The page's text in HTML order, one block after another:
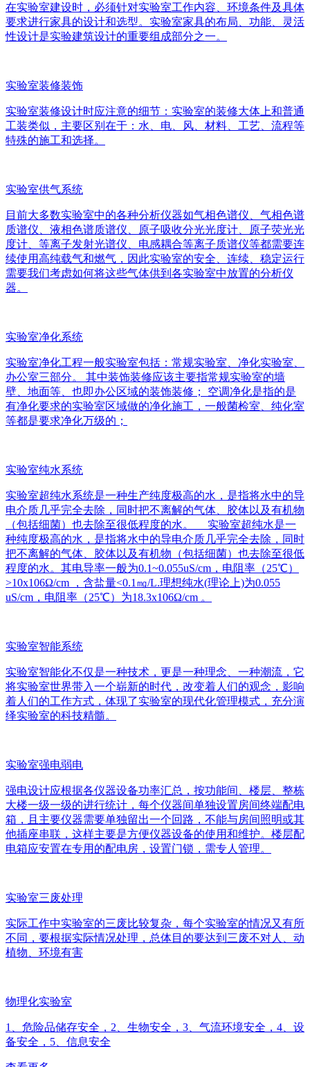
在实验室建设时，必须针对实验室工作内容、环境条件及具体
要求进行家具的设计和选型。实验室家具的布局、功能、灵活
性设计是实验建筑设计的重要组成部分之一。
实验室装修装饰
实验室装修设计时应注意的细节：实验室的装修大体上和普通
工装类似，主要区别在于：水、电、风、材料、工艺、流程等
特殊的施工和选择。
实验室供气系统
目前大多数实验室中的各种分析仪器如气相色谱仪、气相色谱
质谱仪、液相色谱质谱仪、原子吸收分光光度计、原子荧光光
度计、等离子发射光谱仪、电感耦合等离子质谱仪等都需要连
续使用高纯载气和燃气，因此实验室的安全、连续、稳定运行
需要我们考虑如何将这些气体供到各实验室中放置的分析仪
器。
实验室净化系统
实验室净化工程一般实验室包括：常规实验室、净化实验室、
办公室三部分。 其中装饰装修应该主要指常规实验室的墙
壁、地面等、也即办公区域的装饰装修； 空调净化是指的是
有净化要求的实验室区域做的净化施工，一般菌检室、纯化室
等都是要求净化万级的；
实验室纯水系统
实验室超纯水系统是一种生产纯度极高的水，是指将水中的导
电介质几乎完全去除，同时把不离解的气体、胶体以及有机物
（包括细菌）也去除至很低程度的水。 实验室超纯水是一
种纯度极高的水，是指将水中的导电介质几乎完全去除，同时
把不离解的气体、胶体以及有机物（包括细菌）也去除至很低
程度的水。其电导率一般为0.1~0.055uS/cm，电阻率（25℃）
>10x106Ω/cm ，含盐量<0.1㎎/L.理想纯水(理论上)为0.055
uS/cm，电阻率（25℃）为18.3x106Ω/cm 。
实验室智能系统
实验室智能化不仅是一种技术，更是一种理念、一种潮流，它
将实验室世界带入一个崭新的时代，改变着人们的观念，影响
着人们的工作方式，体现了实验室的现代化管理模式，充分演
绎实验室的科技精髓。
实验室强电弱电
强电设计应根据各仪器设备功率汇总，按功能间、楼层、整栋
大楼一级一级的进行统计，每个仪器间单独设置房间终端配电
箱，且主要仪器需要单独留出一个回路，不能与房间照明或其
他插座串联，这样主要是方便仪器设备的使用和维护。楼层配
电箱应安置在专用的配电房，设置门锁，需专人管理。
实验室三废处理
实际工作中实验室的三废比较复杂，每个实验室的情况又有所
不同，要根据实际情况处理，总体目的要达到三废不对人、动
植物、环境有害
物理化实验室
1、危险品储存安全，2、生物安全，3、气流环境安全，4、设
备安全，5、信息安全